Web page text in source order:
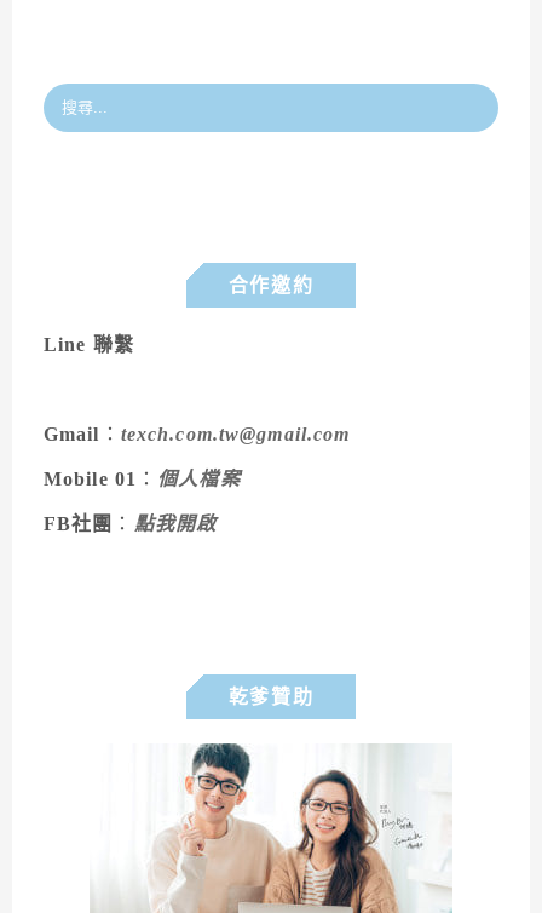
合作邀約
Line 聯繫
Gmail ： texch.com.tw@gmail.com
Mobile 01 ： 個人檔案
FB社團 ： 點我開啟
乾爹贊助